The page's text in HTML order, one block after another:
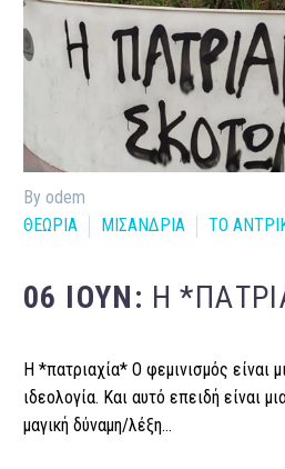
By odem
ΘΕΩΡΙΑ
ΜΙΣΑΝΔΡΙΑ ΤΟ
06 ΙΟΎΝ: Η
Η *πατριαχία* Ο φεμινισμός είναι
ιδεολογία. Και αυτό επειδή είναι
μαγική δύναμη/λέξη…